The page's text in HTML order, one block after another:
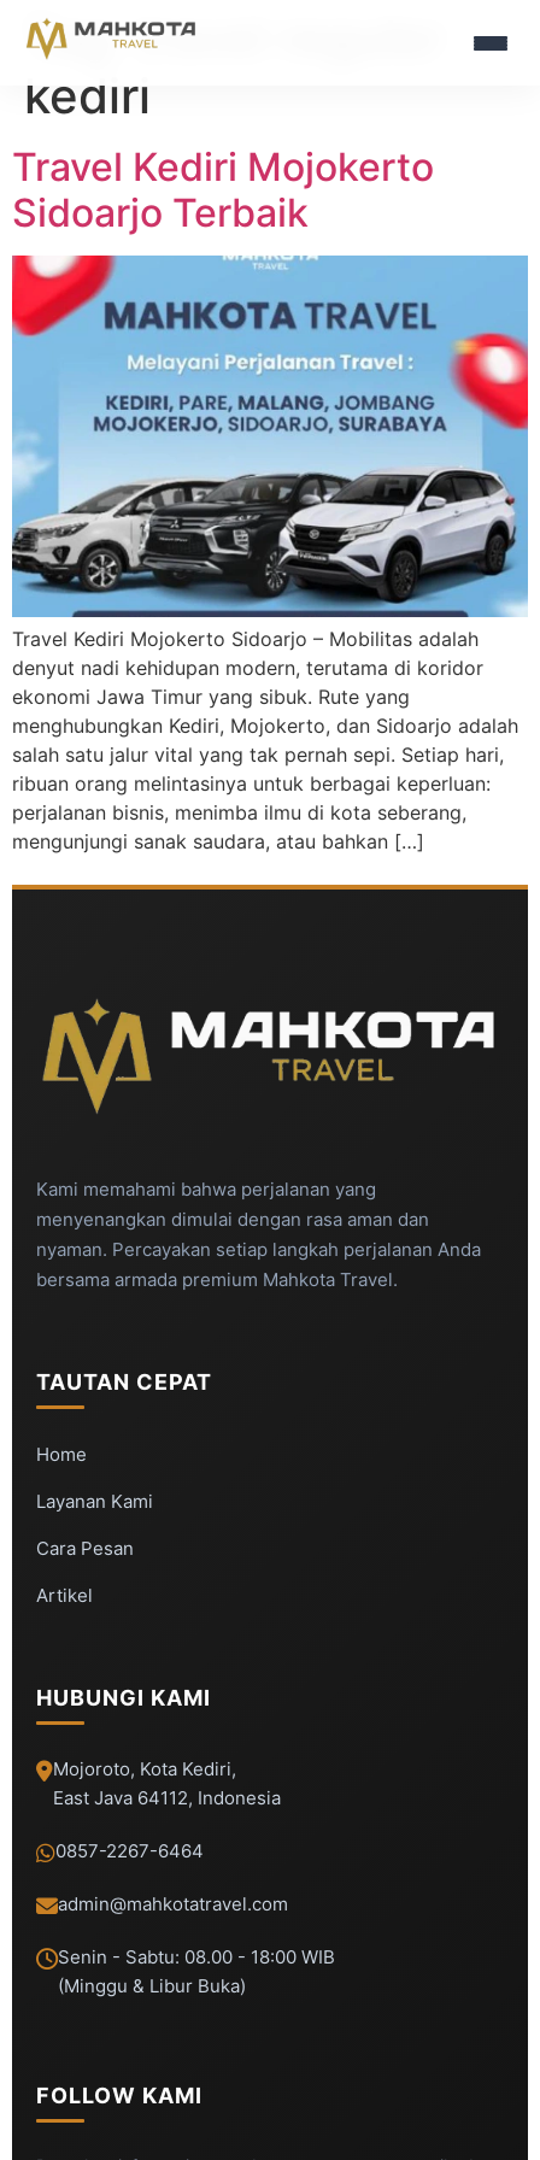
Tag:travel reguler
kediri
Travel Kediri Mojokerto
Sidoarjo Terbaik
Travel Kediri Mojokerto Sidoarjo – Mobilitas adalah
denyut nadi kehidupan modern, terutama di koridor
ekonomi Jawa Timur yang sibuk. Rute yang
menghubungkan Kediri, Mojokerto, dan Sidoarjo adalah
salah satu jalur vital yang tak pernah sepi. Setiap hari,
ribuan orang melintasinya untuk berbagai keperluan:
perjalanan bisnis, menimba ilmu di kota seberang,
mengunjungi sanak saudara, atau bahkan […]
Kami memahami bahwa perjalanan yang
menyenangkan dimulai dengan rasa aman dan
nyaman. Percayakan setiap langkah perjalanan Anda
bersama armada premium Mahkota Travel.
TAUTAN CEPAT
Home
Layanan Kami
Cara Pesan
Artikel
HUBUNGI KAMI
Mojoroto, Kota Kediri,
East Java 64112, Indonesia
0857-2267-6464
admin@mahkotatravel.com
Senin - Sabtu: 08.00 - 18:00 WIB
(Minggu & Libur Buka)
FOLLOW KAMI